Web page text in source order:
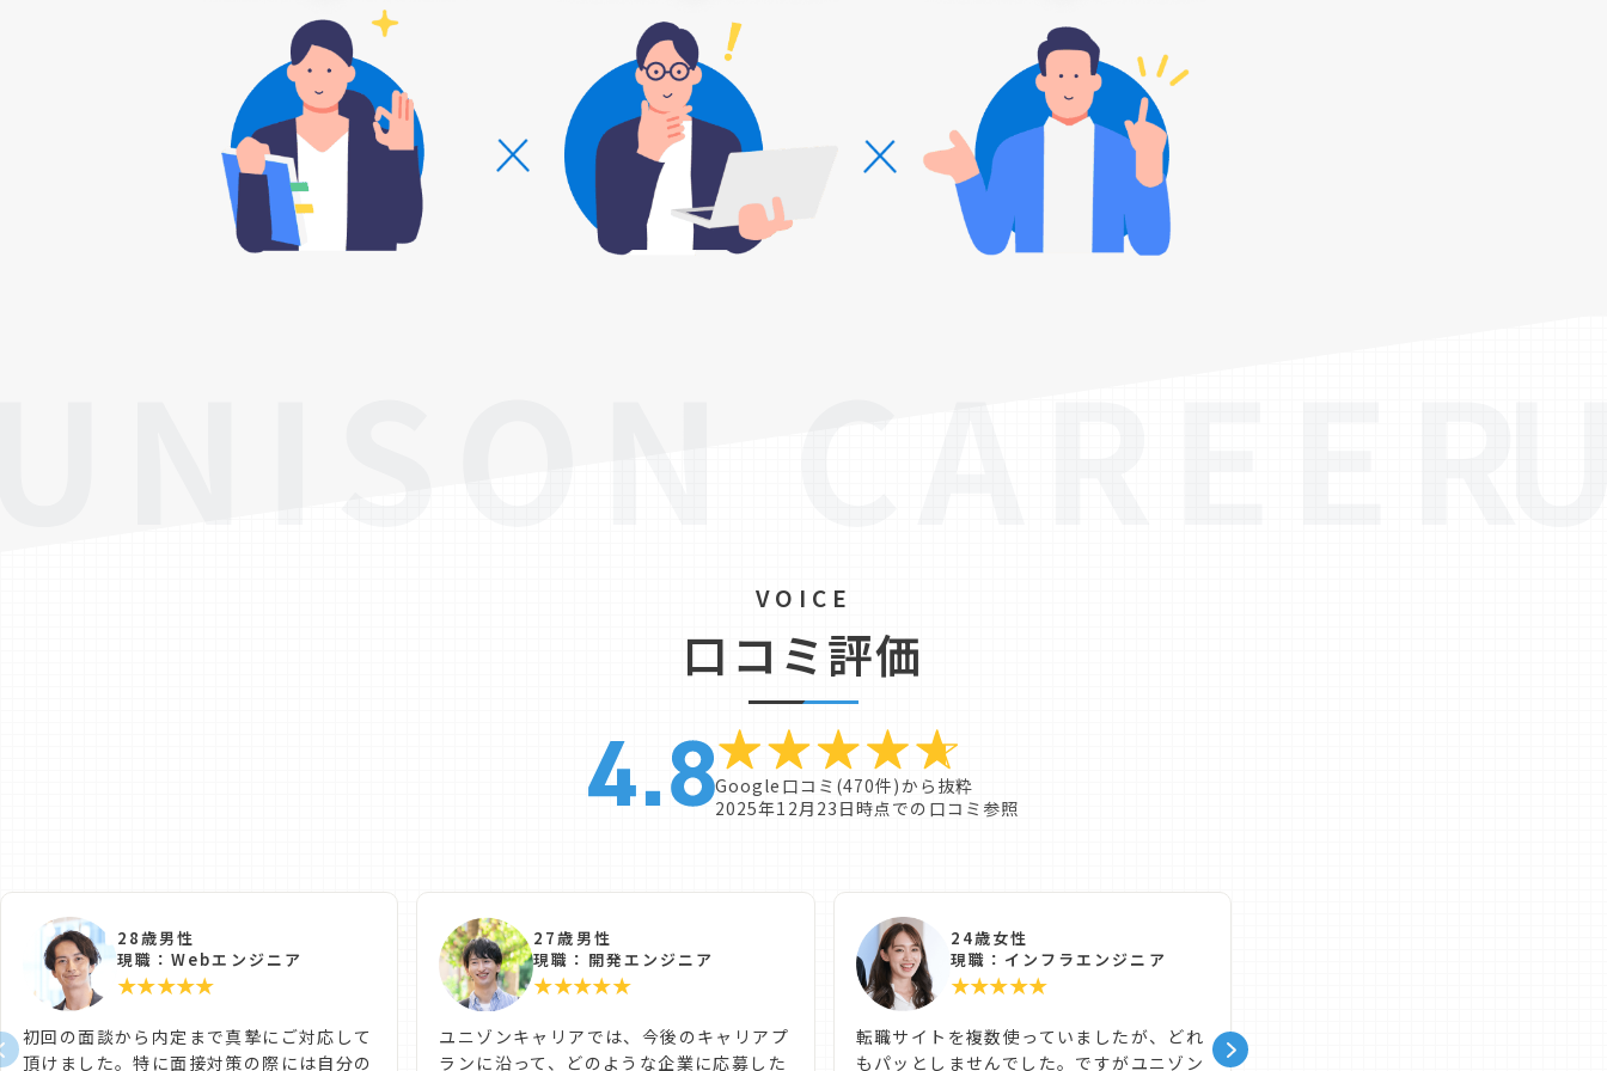
VOICE
口コミ評価
Google口コミ(470件)から抜粋
2025年12月23日時点での口コミ参照
28歳男性
現職：Webエンジニア
★★★★★
初回の面談から内定まで真摯にご対応して
頂けました。特に面接対策の際には自分の
27歳男性
現職：開発エンジニア
★★★★★
ユニゾンキャリアでは、今後のキャリアプ
ランに沿って、どのような企業に応募した
24歳女性
現職：インフラエンジニア
★★★★★
転職サイトを複数使っていましたが、どれ
もパッとしませんでした。ですがユニゾン